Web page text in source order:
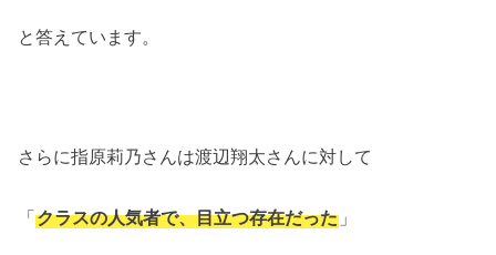
と答えています。
さらに指原莉乃さんは渡辺翔太さんに対して
「クラスの人気者で、目立つ存在だった 」